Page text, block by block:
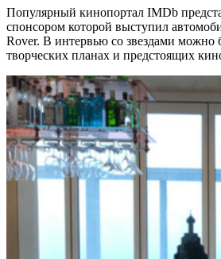
Популярный кинопортал IMDb
спонсором которой выступил
Rover. В интервью со звездами можно
творческих планах и предстоящих